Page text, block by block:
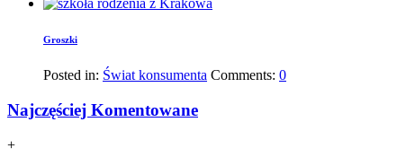
Groszki
Posted in: Świat konsumenta Comments: 0
Najczęściej Komentowane
+